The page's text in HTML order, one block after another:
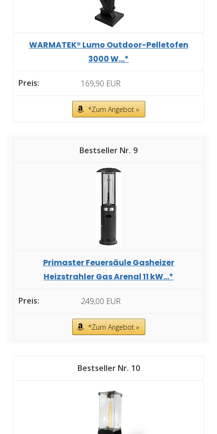
WARMATEK® Lumo Outdoor-Pelletofen
3000 W...*
169,90 EUR
*Zum Angebot »
9
Primaster Feuersäule Gasheizer
Heizstrahler Gas Arenal 11 kW...*
249,00 EUR
*Zum Angebot »
10